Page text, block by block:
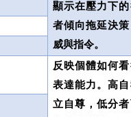
顯示在壓力下
者傾向拖延決
威與指令。
反映個體如何
表達能力。高
立自尊，低分